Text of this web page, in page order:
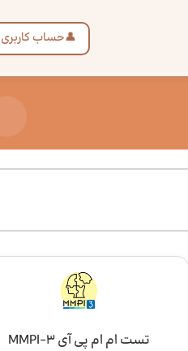
👤حساب کاربری
تست ام ام پی آی MMPI-3